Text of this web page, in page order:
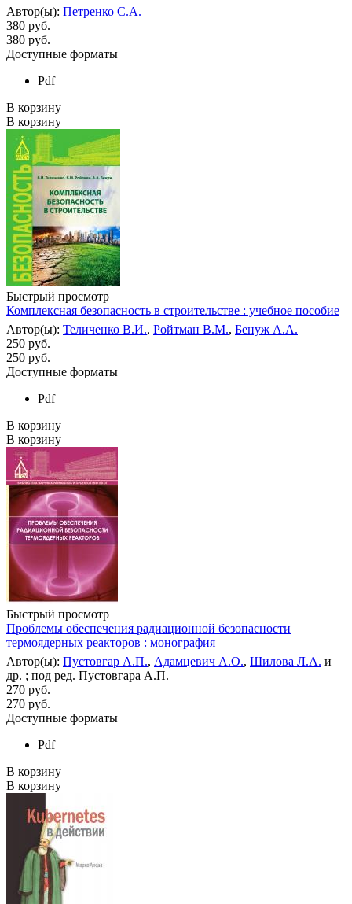
Автор(ы): Петренко С.А.
380 руб.
380 руб.
Доступные форматы
Pdf
В корзину
В корзину
Быстрый просмотр
Комплексная безопасность в строительстве : учебное пособие
Автор(ы): Теличенко В.И., Ройтман В.М., Бенуж А.А.
250 руб.
250 руб.
Доступные форматы
Pdf
В корзину
В корзину
Быстрый просмотр
Проблемы обеспечения радиационной безопасности
термоядерных реакторов : монография
Автор(ы): Пустовгар А.П., Адамцевич А.О., Шилова Л.А. и
др. ; под ред. Пустовгара А.П.
270 руб.
270 руб.
Доступные форматы
Pdf
В корзину
В корзину